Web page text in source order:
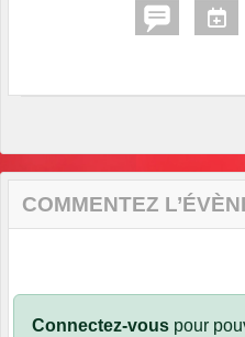
COMMENTEZ
Connectez-vous pour